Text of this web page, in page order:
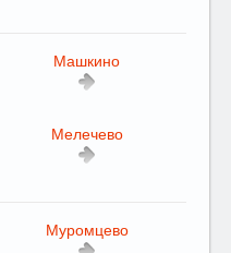
Машкино
Мелечево
Муромцево